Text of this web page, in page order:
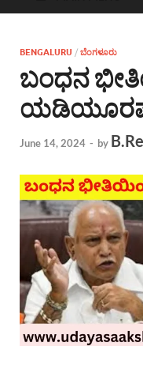
BENGALURU / ಬೆಂಗಳೂರು
ಬಂಧನ
June 14, 2024 - by